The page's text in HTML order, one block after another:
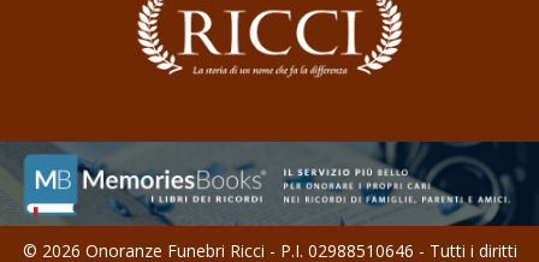
© 2026 Onoranze Funebri Ricci - P.I. 02988510646 - Tutti i diritti